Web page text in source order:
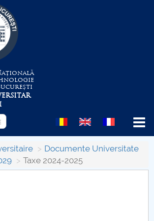
Documente Universitate
Taxe 2024-2025